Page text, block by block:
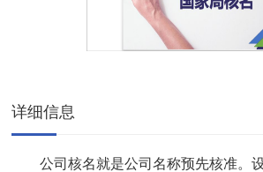
详细信息
公司核名就是公司名称预先核准。